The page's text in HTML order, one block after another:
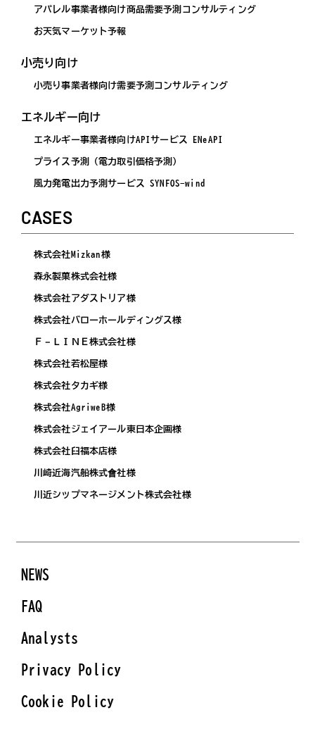
アパレル事業者様向け商品需要予測コンサルティング
お天気マーケット予報
小売り向け
小売り事業者様向け需要予測コンサルティング
エネルギー向け
エネルギー事業者様向けAPIサービス ENeAPI
プライス予測（電力取引価格予測）
風力発電出力予測サービス SYNFOS-wind
CASES
株式会社Mizkan様
森永製菓株式会社様
株式会社アダストリア様
株式会社バローホールディングス様
Ｆ－ＬＩＮＥ株式会社様
株式会社若松屋様
株式会社タカギ様
株式会社AgriweB様
株式会社ジェイアール東日本企画様
株式会社臼福本店様
川崎近海汽船株式會社様
川近シップマネージメント株式会社様
NEWS
FAQ
Analysts
Privacy Policy
Cookie Policy